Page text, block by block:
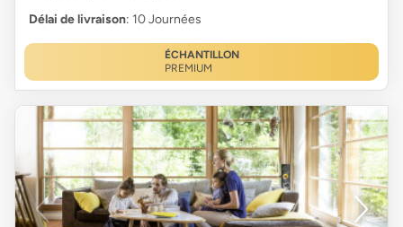
Délai de livraison: 10 Journées
ÉCHANTILLON
PREMIUM